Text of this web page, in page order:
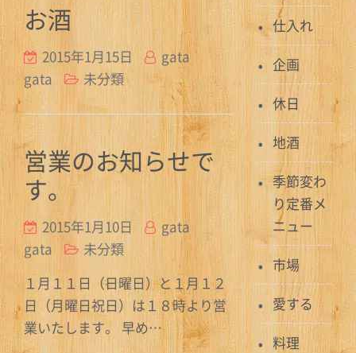
お酒
2015年1月15日
gata
gata
未分類
営業のお知らせで
す。
2015年1月10日
gata
gata
未分類
１月１１日（日曜日）と１月１２
日（月曜日祝日）は１８時より営
業いたします。 早め…
仕入れ
企画
休日
地酒
季節変わ
り定番メ
ニュー
市場
愛する
料理